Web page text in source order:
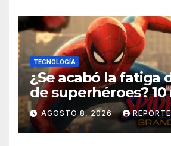
TECNOLOGÍA
¿Se acabó la fatiga
de superhéroes?
por los que ‘Spider-
Brand New Day»
esa teoría
AGOSTO 8, 2026